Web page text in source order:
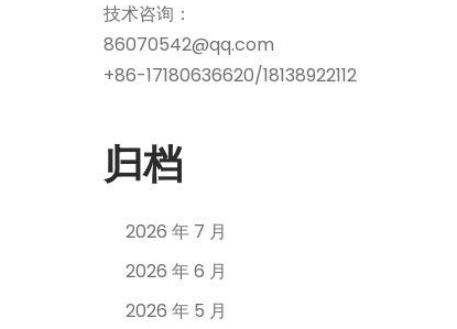
技术咨询：
86070542@qq.com
+86-17180636620/18138922112
归档
2026 年 7 月
2026 年 6 月
2026 年 5 月